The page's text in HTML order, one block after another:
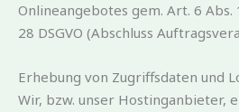
Onlineangebotes gem. Art. 6 Abs.
28 DSGVO (Abschluss
Erhebung von Zugriffsdaten und
Wir, bzw. unser Hostinganbieter,